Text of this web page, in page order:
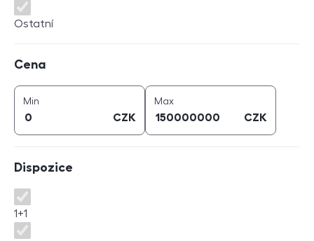
Ostatní
Cena
Min
CZK
Maxcena (
CZK
Dispozice
Dispozice
1+1